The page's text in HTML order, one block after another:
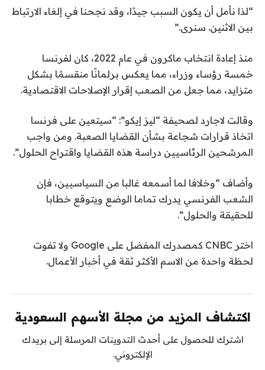
“لذا نأمل أن يكون السبب جيدًا، وقد نجحنا في إلغاء الارتباط
بين الاثنين. سنرى.”
منذ إعادة انتخاب ماكرون في عام 2022، كان لفرنسا
خمسة رؤساء وزراء، مما يعكس برلمانًا منقسمًا بشكل
متزايد، مما جعل من الصعب إقرار الإصلاحات الاقتصادية.
وقالت لاجارد لصحيفة “ليز إيكو”: “سيتعين على فرنسا
اتخاذ قرارات شجاعة بشأن القضايا الصعبة. ومن واجب
المرشحين الرئاسيين دراسة هذه القضايا واقتراح الحلول”.
وأضاف “وخلافا لما أسمعه غالبا من السياسيين، فإن
الشعب الفرنسي يدرك تماما الوضع ويتوقع خطابا
للحقيقة والحلول”.
اختر CNBC كمصدرك المفضل على Google ولا تفوت
لحظة واحدة من الاسم الأكثر ثقة في أخبار الأعمال.
اكتشاف المزيد من مجلة الأسهم السعودية
اشترك للحصول على أحدث التدوينات المرسلة إلى بريدك
الإلكتروني.